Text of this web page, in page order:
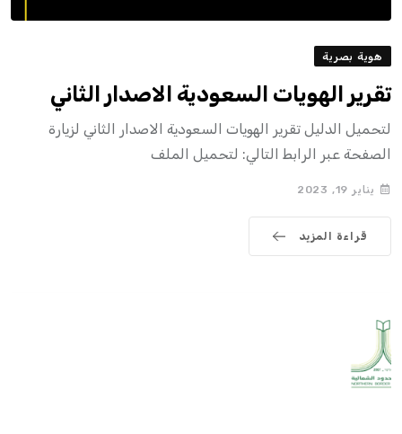
هوية بصرية
تقرير الهويات السعودية الاصدار الثاني
لتحميل الدليل تقرير الهويات السعودية الاصدار الثاني لزيارة
الصفحة عبر الرابط التالي: لتحميل الملف
يناير 19, 2023
قراءة المزيد